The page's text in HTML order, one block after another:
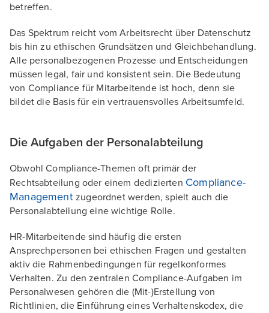
betreffen.
Das Spektrum reicht vom Arbeitsrecht über Datenschutz
bis hin zu ethischen Grundsätzen und Gleichbehandlung.
Alle personalbezogenen Prozesse und Entscheidungen
müssen legal, fair und konsistent sein. Die Bedeutung
von Compliance für Mitarbeitende ist hoch, denn sie
bildet die Basis für ein vertrauensvolles Arbeitsumfeld.
Die Aufgaben der Personalabteilung
Obwohl Compliance-Themen oft primär der
Rechtsabteilung oder einem dedizierten Compliance-
Management zugeordnet werden, spielt auch die
Personalabteilung eine wichtige Rolle.
HR-Mitarbeitende sind häufig die ersten
Ansprechpersonen bei ethischen Fragen und gestalten
aktiv die Rahmenbedingungen für regelkonformes
Verhalten. Zu den zentralen Compliance-Aufgaben im
Personalwesen gehören die (Mit-)Erstellung von
Richtlinien, die Einführung eines Verhaltenskodex, die